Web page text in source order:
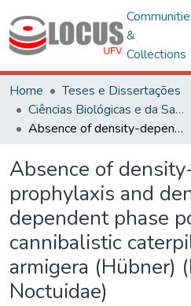
&
Collections
Home
Teses e Dissertações
Ciências Biológicas e da Saúde
Absence of density-dependent prophylaxis and density- dependent phase polyphenism in a cannibalistic caterpillar, Helicoverpa armigera (Hübner) (Lepidoptera: Noctuidae)
Absence of
prophylaxis and
dependent phase
cannibalistic
armigera (Hübner)
Noctuidae)